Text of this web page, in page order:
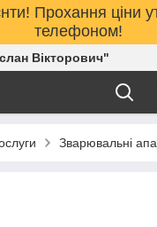
Прохання ціни
телефоном!
Вікторович"
Зварювальні